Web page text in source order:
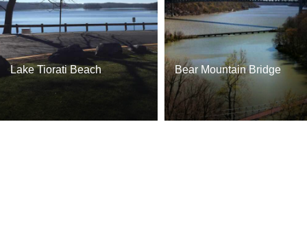
Lake Tiorati Beach Bear Mountain Bridge